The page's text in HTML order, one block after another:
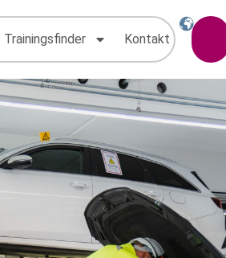
Trainingsfinder Kontakt